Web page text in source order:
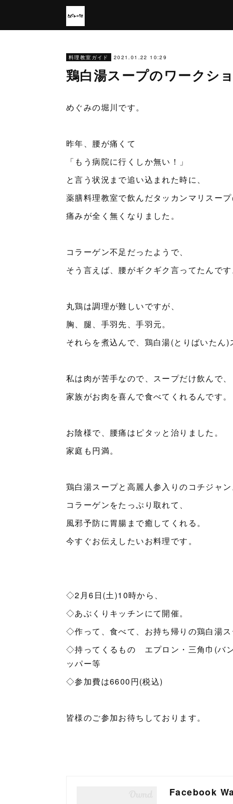
料理教室ガイド 2021.01.22 10:29
鶏白湯スープのワークシ
めぐみの堀川です。
昨年、腰が痛くて
「もう病院に行くしか無い！」
と言う状況まで追い込まれた時に、
薬膳料理教室で飲んだタッカンマリスープ
痛みが全く無くなりました。
コラーゲン不足だったようで、
そう言えば、腰がギクギク言ってたんです
丸鶏は調理が難しいですが、
胸、腿、手羽先、手羽元。
それらを煮込んで、鶏白湯(とりばいたん)
私は肉が苦手なので、スープだけ飲んで、
家族がお肉を喜んで食べてくれるんです。
お陰様で、腰痛はピタッと治りました。
家庭も円満。
鶏白湯スープと高麗人参入りのコチジャン
コラーゲンをたっぷり取れて、
風邪予防に胃腸まで癒してくれる。
今すぐお伝えしたいお料理です。
◇2月6日(土)10時から、
◇あぶくりキッチンにて開催。
◇作って、食べて、お持ち帰りの鶏白湯ス
◇持ってくるもの エプロン・三角巾(バ
ッパー等
◇参加費は6600円(税込)
皆様のご参加お待ちしております。
Facebook